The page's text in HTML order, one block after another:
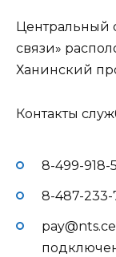
Центральный
связи»
Ханинский
Контакты
8-499-918-
8-487-233-